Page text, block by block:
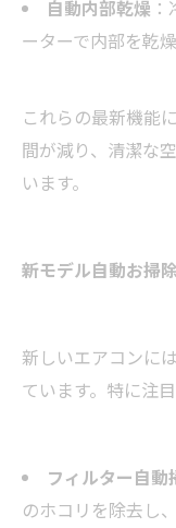
自動内部乾燥
ーターで内部を乾
これらの最新機能
間が減り、清潔な
います。
新モデル自動お掃
新しいエアコンに
ています。特に注
フィルター自動
のホコリを除去し